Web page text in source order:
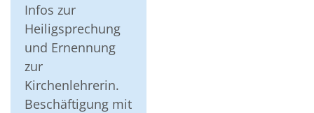
Infos zur
Heiligsprechung
und Ernennung
zur
Kirchenlehrerin.
Beschäftigung mit